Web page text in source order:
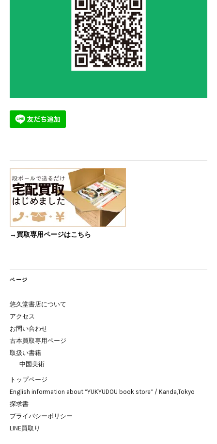
→買取専用ページはこちら
ページ
悠久堂書店について
アクセス
お問い合わせ
古本買取専用ページ
取扱い書籍
中国美術
トップページ
English information about “YUKYUDOU book store” / Kanda,Tokyo
探求書
プライバシーポリシー
LINE買取り